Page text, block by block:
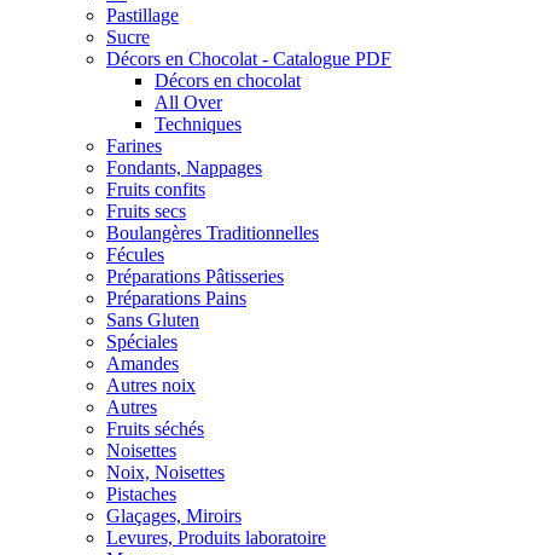
Pastillage
Sucre
Décors en Chocolat - Catalogue PDF
Décors en chocolat
All Over
Techniques
Farines
Fondants, Nappages
Fruits confits
Fruits secs
Boulangères Traditionnelles
Fécules
Préparations Pâtisseries
Préparations Pains
Sans Gluten
Spéciales
Amandes
Autres noix
Autres
Fruits séchés
Noisettes
Noix, Noisettes
Pistaches
Glaçages, Miroirs
Levures, Produits laboratoire